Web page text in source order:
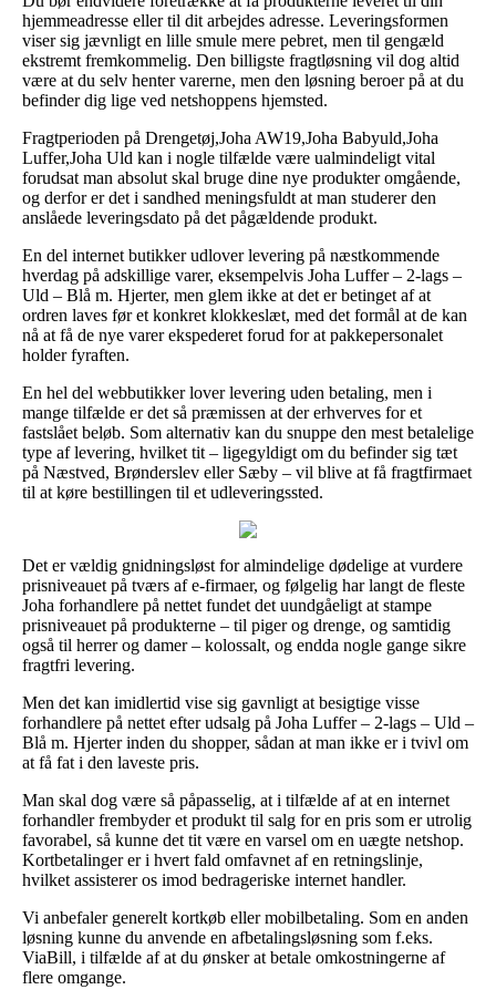
hjemmeadresse eller til dit arbejdes adresse. Leveringsformen
viser sig jævnligt en lille smule mere pebret, men til gengæld
ekstremt fremkommelig. Den billigste fragtløsning vil dog altid
være at du selv henter varerne, men den løsning beroer på at du
befinder dig lige ved netshoppens hjemsted.
Fragtperioden på Drengetøj,Joha AW19,Joha Babyuld,Joha
Luffer,Joha Uld kan i nogle tilfælde være ualmindeligt vital
forudsat man absolut skal bruge dine nye produkter omgående,
og derfor er det i sandhed meningsfuldt at man studerer den
anslåede leveringsdato på det pågældende produkt.
En del internet butikker udlover levering på næstkommende
hverdag på adskillige varer, eksempelvis Joha Luffer – 2-lags –
Uld – Blå m. Hjerter, men glem ikke at det er betinget af at
ordren laves før et konkret klokkeslæt, med det formål at de kan
nå at få de nye varer ekspederet forud for at pakkepersonalet
holder fyraften.
En hel del webbutikker lover levering uden betaling, men i
mange tilfælde er det så præmissen at der erhverves for et
fastslået beløb. Som alternativ kan du snuppe den mest betalelige
type af levering, hvilket tit – ligegyldigt om du befinder sig tæt
på Næstved, Brønderslev eller Sæby – vil blive at få fragtfirmaet
til at køre bestillingen til et udleveringssted.
Det er vældig gnidningsløst for almindelige dødelige at vurdere
prisniveauet på tværs af e-firmaer, og følgelig har langt de fleste
Joha forhandlere på nettet fundet det uundgåeligt at stampe
prisniveauet på produkterne – til piger og drenge, og samtidig
også til herrer og damer – kolossalt, og endda nogle gange sikre
fragtfri levering.
Men det kan imidlertid vise sig gavnligt at besigtige visse
forhandlere på nettet efter udsalg på Joha Luffer – 2-lags – Uld –
Blå m. Hjerter inden du shopper, sådan at man ikke er i tvivl om
at få fat i den laveste pris.
Man skal dog være så påpasselig, at i tilfælde af at en internet
forhandler frembyder et produkt til salg for en pris som er utrolig
favorabel, så kunne det tit være en varsel om en uægte netshop.
Kortbetalinger er i hvert fald omfavnet af en retningslinje,
hvilket assisterer os imod bedrageriske internet handler.
Vi anbefaler generelt kortkøb eller mobilbetaling. Som en anden
løsning kunne du anvende en afbetalingsløsning som f.eks.
ViaBill, i tilfælde af at du ønsker at betale omkostningerne af
flere omgange.